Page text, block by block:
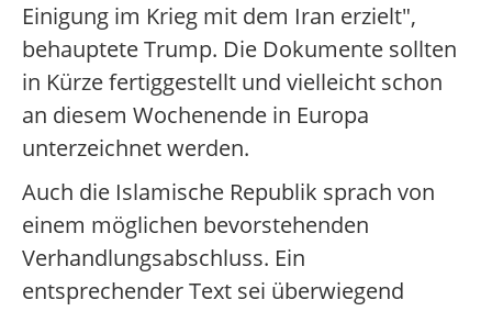
Einigung im Krieg mit dem Iran erzielt",
behauptete Trump. Die Dokumente sollten
in Kürze fertiggestellt und vielleicht schon
an diesem Wochenende in Europa
unterzeichnet werden.
Auch die Islamische Republik sprach von
einem möglichen bevorstehenden
Verhandlungsabschluss. Ein
entsprechender Text sei überwiegend